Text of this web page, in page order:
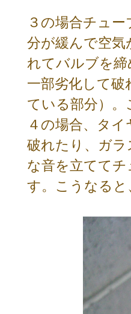
３の場合チュ
分が緩んで空
れてバルブを
一部劣化して
ている部分）
４の場合、タ
破れたり、ガ
な音を立てて
す。こうなる